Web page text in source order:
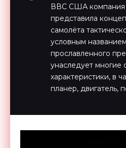
ВВС США компания
представила
самолёта
условным
прославленного
унаследует многие
характеристики, в
планер, двигатель,